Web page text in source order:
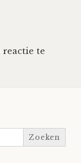
reactie te